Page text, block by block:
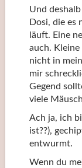
Und
Dosi, die es
läuft. Eine
auch.
nicht in
mir
Gegend
viele
Ach ja, ich
ist??),
entwurmt.
Wenn du